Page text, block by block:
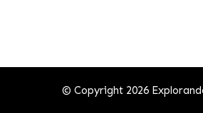
© Copyright 2026